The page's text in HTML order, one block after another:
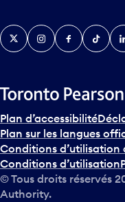
v
e
n
s
u
r
l
e
c
a
TwitterInstagramFacebook
TikTok
Plan d’accessibilité
Plan sur les langues
Conditions d’utilisation
Conditions d’utilisation
© Tous droits réservés
Authority.